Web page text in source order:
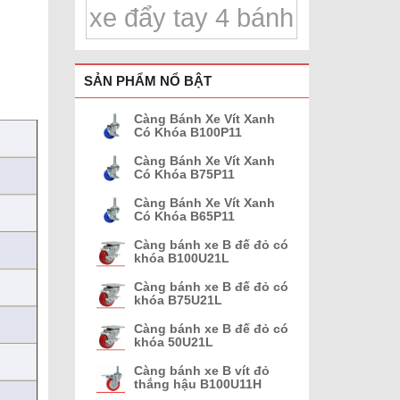
xe đẩy tay 4 bánh
SẢN PHẨM NỔ BẬT
Càng Bánh Xe Vít Xanh
Có Khóa B100P11
Càng Bánh Xe Vít Xanh
Có Khóa B75P11
Càng Bánh Xe Vít Xanh
Có Khóa B65P11
Càng bánh xe B đế đỏ có
khóa B100U21L
Càng bánh xe B đế đỏ có
khóa B75U21L
Càng bánh xe B đế đỏ có
khóa 50U21L
Càng bánh xe B vít đỏ
thắng hậu B100U11H